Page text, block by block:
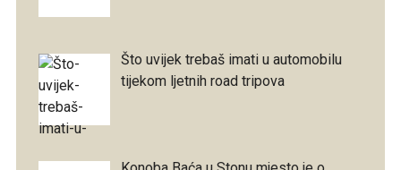
Što uvijek trebaš imati u automobilu
tijekom ljetnih road tripova